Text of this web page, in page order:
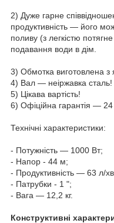
2) Дуже гарне
продуктивність — його
поливу (з легкістю
подавання води в дім.
3) Обмотка виготовлена з
4) Вал — неіржавка сталь!
5) Цікава вартість!
6) Офіційна гарантія — 24
Технічні характеристики:
- Потужність — 1000 Вт;
- Напор - 44 м;
- Продуктивність — 63 л/
- Патрубки - 1 ";
- Вага — 12,2 кг.
Конструктивні